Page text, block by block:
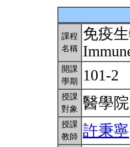
課程
名稱
免疫
開課
學期
101-2
授課
對象
醫學
授課
教師
許秉寧